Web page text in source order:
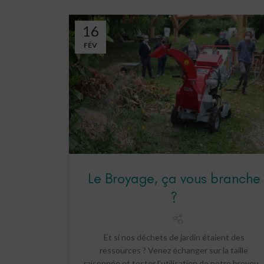
16
FÉV
Le Broyage, ça vous branche
?
Et si nos déchets de jardin étaient des
ressources ? Venez échanger sur la taille